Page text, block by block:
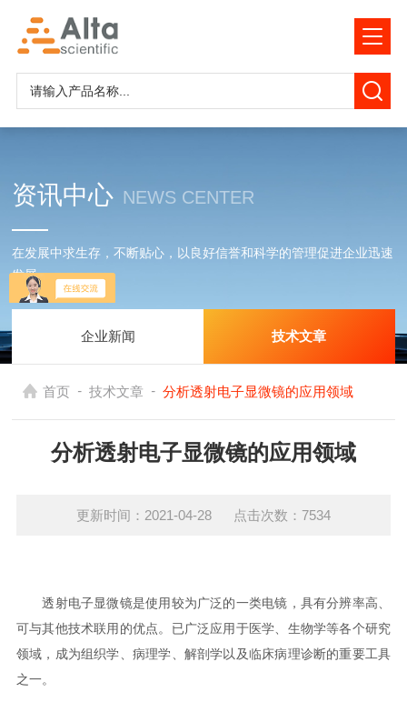
资讯中心 NEWS CENTER
在发展中求生存，不断贴心，以良好信誉和科学的管理促进企业迅速
发展
企业新闻 技术文章
首页 - 技术文章 - 分析透射电子显微镜的应用领域
分析透射电子显微镜的应用领域
更新时间：2021-04-28 点击次数：7534
透射电子显微镜是使用较为广泛的一类电镜，具有分辨率高、
可与其他技术联用的优点。已广泛应用于医学、生物学等各个研究
领域，成为组织学、病理学、解剖学以及临床病理诊断的重要工具
之一。